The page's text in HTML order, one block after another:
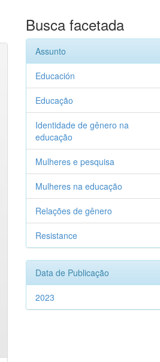
Busca facetada
Assunto
Educación
Educação
Identidade de gênero na
educação
Mulheres e pesquisa
Mulheres na educação
Relações de gênero
Resistance
Data de Publicação
2023